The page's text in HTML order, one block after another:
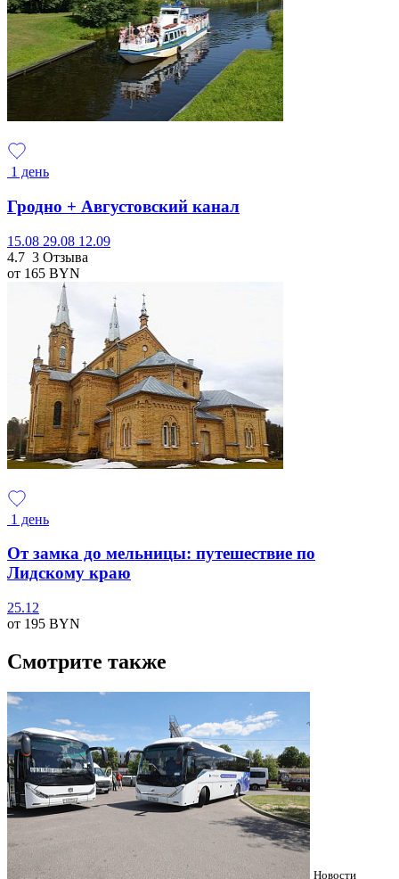
1 день
Гродно + Августовский канал
15.08 29.08 12.09
4.7 3 Отзыва
от 165 BYN
1 день
От замка до мельницы: путешествие по
Лидскому краю
25.12
от 195 BYN
Смотрите также
Новости